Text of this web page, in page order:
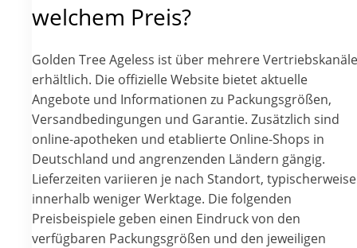
welchem Preis?
Golden Tree Ageless ist über mehrere Vertriebskanäle
erhältlich. Die offizielle Website bietet aktuelle
Angebote und Informationen zu Packungsgrößen,
Versandbedingungen und Garantie. Zusätzlich sind
online-apotheken und etablierte Online-Shops in
Deutschland und angrenzenden Ländern gängig.
Lieferzeiten variieren je nach Standort, typischerweise
innerhalb weniger Werktage. Die folgenden
Preisbeispiele geben einen Eindruck von den
verfügbaren Packungsgrößen und den jeweiligen